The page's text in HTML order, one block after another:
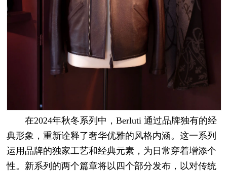
在2024年秋冬系列中，Berluti 通过品牌独有的经
典形象，重新诠释了奢华优雅的风格内涵。这一系列
运用品牌的独家工艺和经典元素，为日常穿着增添个
性。新系列的两个篇章将以四个部分发布，以对传统